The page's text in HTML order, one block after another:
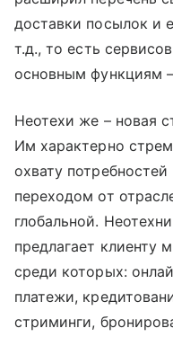
доставки посылок и
т.д., то есть
основным функциям
Неотехи же – новая
Им характерно
охвату
переходом от
глобальной.
предлагает клиенту
среди которых:
платежи,
стриминги,